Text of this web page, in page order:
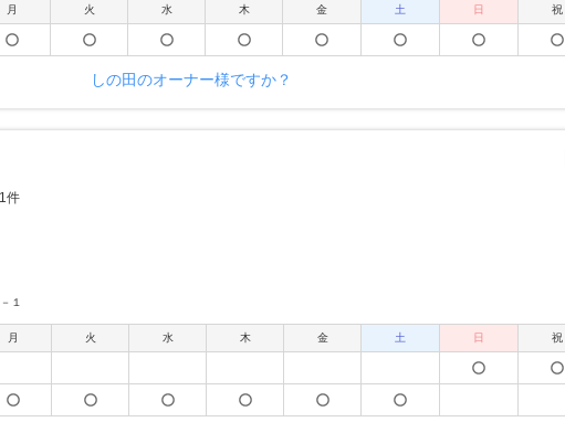
月
火 水 木 金 土 日 祝
しの田のオーナー様ですか？
1件
１
月
火 水 木 金 土 日 祝